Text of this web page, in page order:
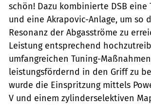
schön! Dazu kombinierte DSB eine
und eine Akrapovic-Anlage, um so
Resonanz der Abgasströme zu
Leistung entsprechend
umfangreichen Tuning-Maßnahmen
leistungsfördernd in den Griff zu
wurde die Einspritzung mittels
V und einem zylinderselektiven